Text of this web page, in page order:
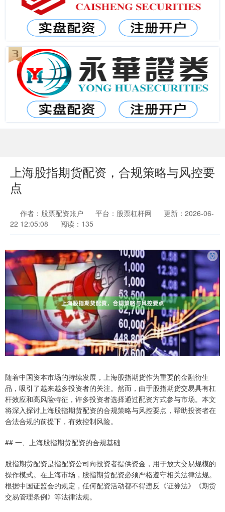
上海股指期货配资，合规策略与风控要
点
作者：股票配资账户 平台：股票杠杆网
更新：2026-06-
22 12:05:08
阅读：135
随着中国资本市场的持续发展，上海股指期货作为重要的金融衍生
品，吸引了越来越多投资者的关注。然而，由于股指期货交易具有杠
杆效应和高风险特征，许多投资者选择通过配资方式参与市场。本文
将深入探讨上海股指期货配资的合规策略与风控要点，帮助投资者在
合法合规的前提下，有效控制风险。
## 一、上海股指期货配资的合规基础
股指期货配资是指配资公司向投资者提供资金，用于放大交易规模的
操作模式。在上海市场，股指期货配资必须严格遵守相关法律法规。
根据中国证监会的规定，任何配资活动都不得违反《证券法》《期货
交易管理条例》等法律法规。